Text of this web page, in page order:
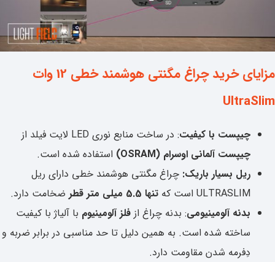
مزایای خرید چراغ مگنتی هوشمند خطی 12 وات
UltraSlim
چیپست با کیفیت: در ساخت منابع نوری LED لایت فیلد از
چیپست آلمانی اوسرام (OSRAM)
استفاده شده است.
ریل بسیار باریک: چراغ مگنتی هوشمند خطی دارای ریل
ULTRASLIM است که
تنها 5.5 میلی متر قطر
ضخامت دارد.
بدنه آلومینیومی: بدنه چراغ از فلز آلومینیوم با آلیاژ با کیفیت
ساخته شده است. به همین دلیل تا حد مناسبی در برابر ضربه و
دِفرمه شدن مقاومت دارد.